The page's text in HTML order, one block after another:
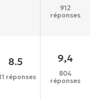
912
réponses
8.5
réponses
9,4
804
réponses